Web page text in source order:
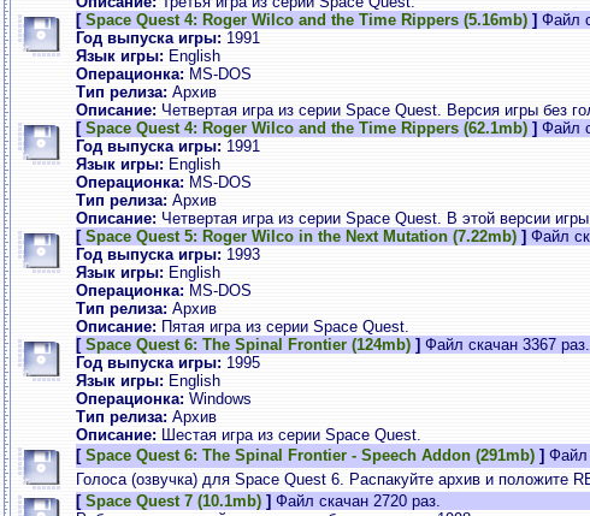
[ Space Quest 4: Roger Wilco and the Time Rippers (5.16mb) ] Файл
Год выпуска игры: 1991
Язык игры: English
Операционка: MS-DOS
Тип релиза: Архив
Описание: Четвертая игра из серии Space Quest. Версия игры без
[ Space Quest 4: Roger Wilco and the Time Rippers (62.1mb) ] Файл
Год выпуска игры: 1991
Язык игры: English
Операционка: MS-DOS
Тип релиза: Архив
Описание: Четвертая игра из серии Space Quest. В этой версии
[ Space Quest 5: Roger Wilco in the Next Mutation (7.22mb) ] Файл
Год выпуска игры: 1993
Язык игры: English
Операционка: MS-DOS
Тип релиза: Архив
Описание: Пятая игра из серии Space Quest.
[ Space Quest 6: The Spinal Frontier (124mb) ] Файл скачан 3367 раз.
Год выпуска игры: 1995
Язык игры: English
Операционка: Windows
Тип релиза: Архив
Описание: Шестая игра из серии Space Quest.
[ Space Quest 6: The Spinal Frontier - Speech Addon (291mb) ] Файл
Голоса (озвучка) для Space Quest 6. Распакуйте архив и положите
[ Space Quest 7 (10.1mb) ] Файл скачан 2720 раз.